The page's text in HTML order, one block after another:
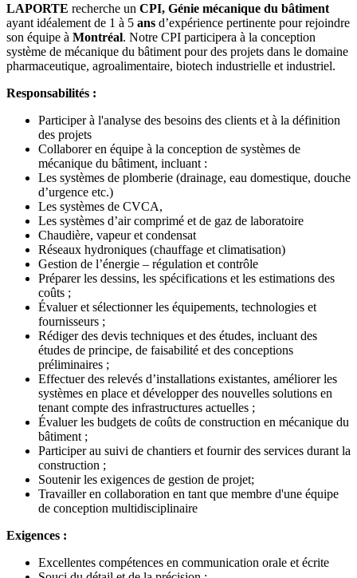
LAPORTE recherche un CPI, Génie mécanique du bâtiment
ayant idéalement de 1 à 5 ans d’expérience pertinente pour rejoindre
son équipe à Montréal. Notre CPI participera à la conception
système de mécanique du bâtiment pour des projets dans le domaine
pharmaceutique, agroalimentaire, biotech industrielle et industriel.
Responsabilités :
Participer à l'analyse des besoins des clients et à la définition
des projets
Collaborer en équipe à la conception de systèmes de
mécanique du bâtiment, incluant :
Les systèmes de plomberie (drainage, eau domestique, douche
d’urgence etc.)
Les systèmes de CVCA,
Les systèmes d’air comprimé et de gaz de laboratoire
Chaudière, vapeur et condensat
Réseaux hydroniques (chauffage et climatisation)
Gestion de l’énergie – régulation et contrôle
Préparer les dessins, les spécifications et les estimations des
coûts ;
Évaluer et sélectionner les équipements, technologies et
fournisseurs ;
Rédiger des devis techniques et des études, incluant des
études de principe, de faisabilité et des conceptions
préliminaires ;
Effectuer des relevés d’installations existantes, améliorer les
systèmes en place et développer des nouvelles solutions en
tenant compte des infrastructures actuelles ;
Évaluer les budgets de coûts de construction en mécanique du
bâtiment ;
Participer au suivi de chantiers et fournir des services durant la
construction ;
Soutenir les exigences de gestion de projet;
Travailler en collaboration en tant que membre d'une équipe
de conception multidisciplinaire
Exigences :
Excellentes compétences en communication orale et écrite